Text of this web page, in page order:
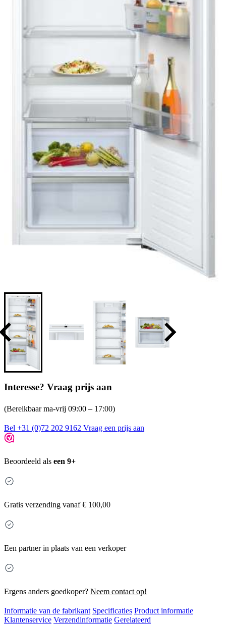
Interesse? Vraag prijs aan
(Bereikbaar ma-vrij 09:00 – 17:00)
Bel +31 (0)72 202 9162 Vraag een prijs aan
Beoordeeld als een 9+
Gratis verzending vanaf € 100,00
Een partner in plaats van een verkoper
Ergens anders goedkoper? Neem contact op!
Informatie van de fabrikant Specificaties Product informatie
Klantenservice Verzendinformatie Gerelateerd